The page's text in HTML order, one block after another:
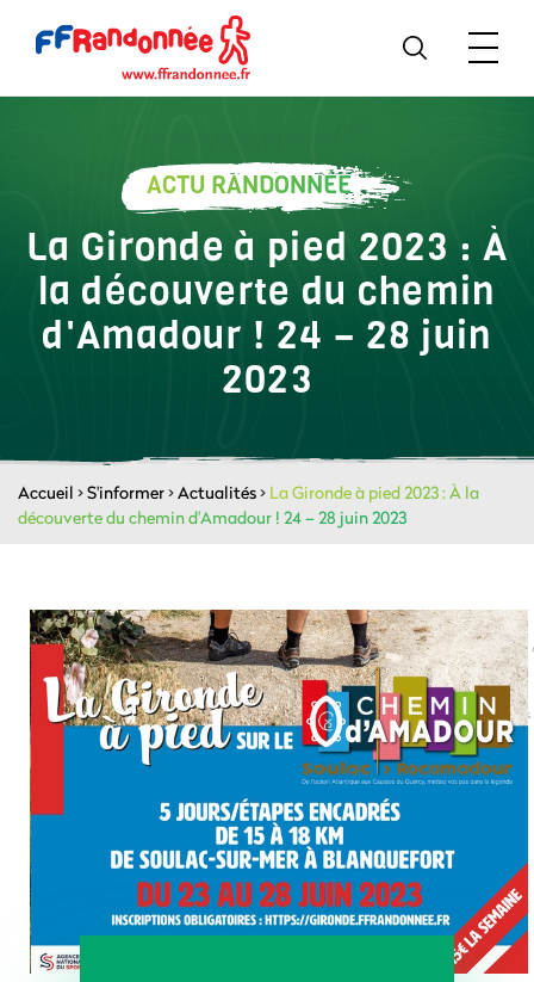
ACTU RANDONNÉE
La Gironde à pied 2023 : À
la découverte du chemin
d'Amadour ! 24 – 28 juin
2023
Accueil >S'informer>Actualités> La Gironde à pied 2023 : À la
découverte du chemin d'Amadour ! 24 – 28 juin 2023